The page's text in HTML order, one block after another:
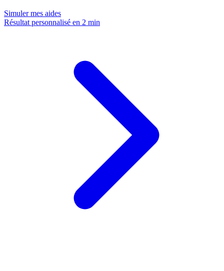
Simuler mes aides
Résultat personnalisé en 2 min